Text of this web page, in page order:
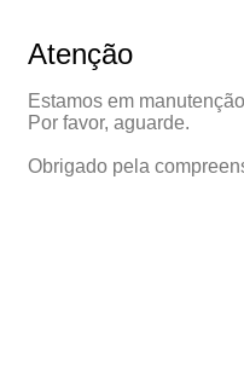
Atenção
Estamos em
Por favor, aguarde.
Obrigado pela